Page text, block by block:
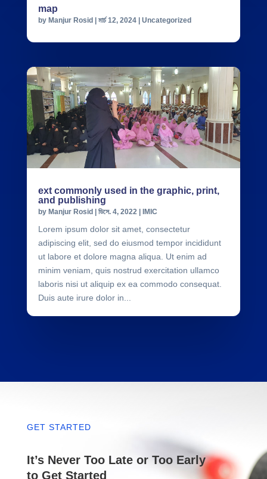
map
by Manjur Rosid মার্চ 12, 2024| Uncategorized
ext commonly used in the graphic, print,
and publishing
by Manjur Rosid| ডিসে. 4, 2022 | IMIC
Lorem ipsum dolor sit amet, consectetur
adipiscing elit, sed do eiusmod tempor incididunt
ut labore et dolore magna aliqua. Ut enim ad
minim veniam, quis nostrud exercitation ullamco
laboris nisi ut aliquip ex ea commodo consequat.
Duis aute irure dolor in...
GET STARTED
It’s Never Too Late or Too Early
to Get Started